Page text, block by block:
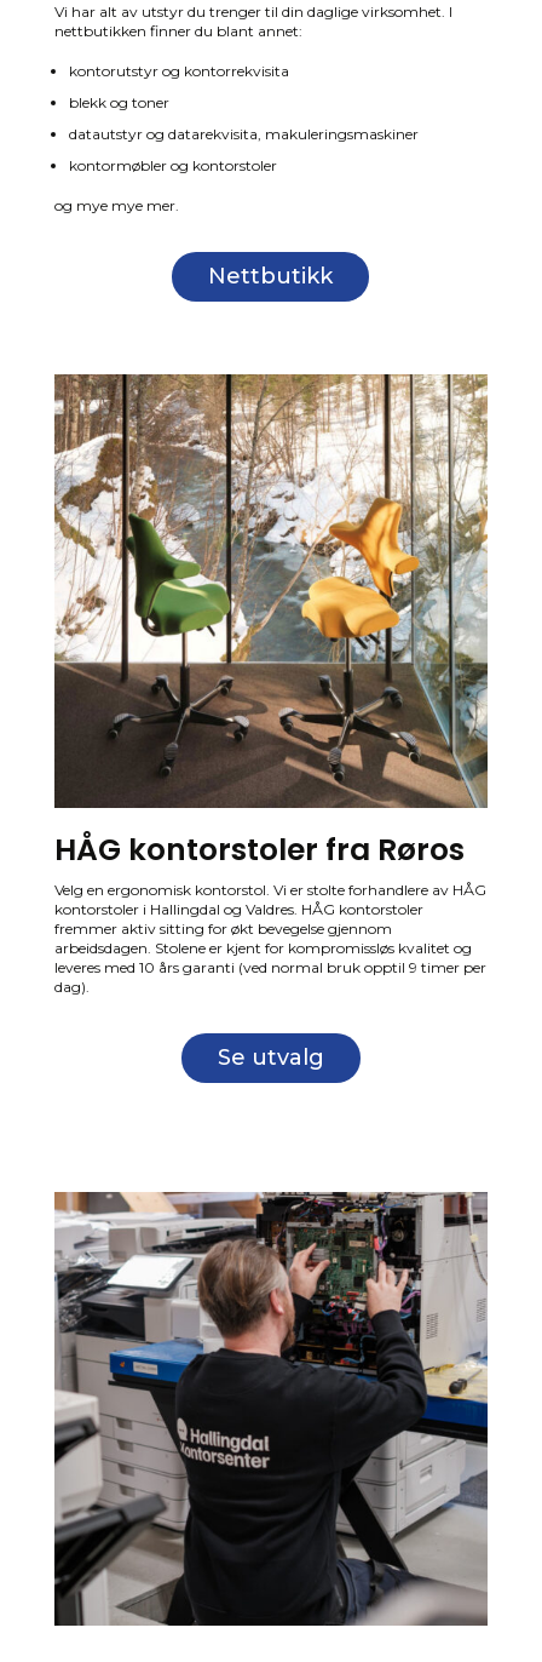
Vi har alt av utstyr du trenger til din daglige virksomhet. I
nettbutikken finner du blant annet:
kontorutstyr og kontorrekvisita
blekk og toner
datautstyr og datarekvisita, makuleringsmaskiner
kontormøbler og kontorstoler
og mye mye mer.
Nettbutikk
HÅG kontorstoler fra Røros
Velg en ergonomisk kontorstol. Vi er stolte forhandlere av HÅG
kontorstoler i Hallingdal og Valdres. HÅG kontorstoler
fremmer aktiv sitting for økt bevegelse gjennom
arbeidsdagen. Stolene er kjent for kompromissløs kvalitet og
leveres med 10 års garanti (ved normal bruk opptil 9 timer per
dag).
Se utvalg